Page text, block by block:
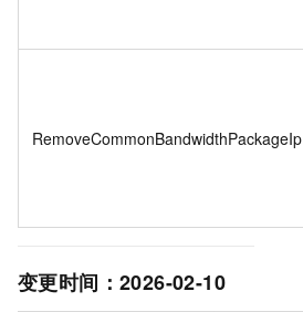
RemoveCommonBandwidthPackageIp
变更时间： 2026-02-10